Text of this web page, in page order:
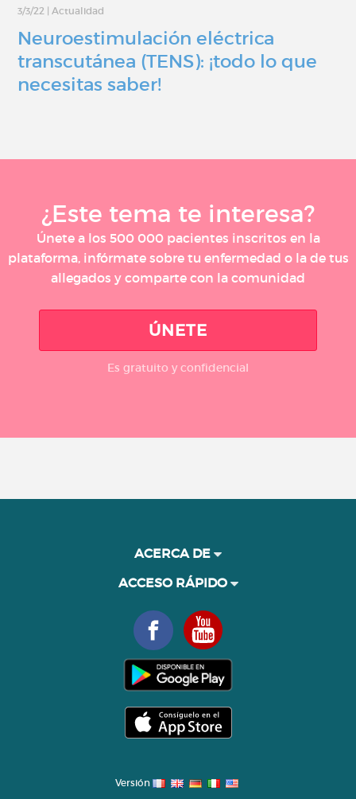
3/3/22 Actualidad
Neuroestimulación eléctrica
transcutánea (TENS): ¡todo lo que
necesitas saber!
¿Este tema te interesa?
Únete a los 500 000 pacientes inscritos en la
plataforma, infórmate sobre tu enfermedad o la de tus
allegados y comparte con la comunidad
ÚNETE
Es gratuito y confidencial
ACERCA DE
ACCESO RÁPIDO
Versión